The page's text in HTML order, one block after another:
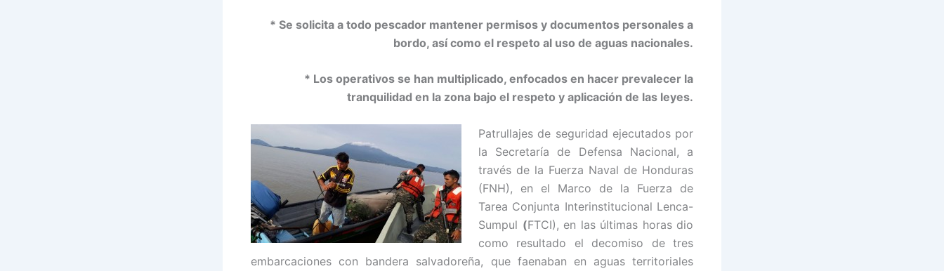
* Se solicita a todo pescador mantener permisos y documentos personales a
bordo, así como el respeto al uso de aguas nacionales.
* Los operativos se han multiplicado, enfocados en hacer prevalecer la
tranquilidad en la zona bajo el respeto y aplicación de las leyes.
Patrullajes de seguridad ejecutados por
la Secretaría de Defensa Nacional, a
través de la Fuerza Naval de Honduras
(FNH), en el Marco de la Fuerza de
Tarea Conjunta Interinstitucional Lenca-
Sumpul (FTCI), en las últimas horas dio
como resultado el decomiso de tres
embarcaciones con bandera salvadoreña, que faenaban en aguas territoriales